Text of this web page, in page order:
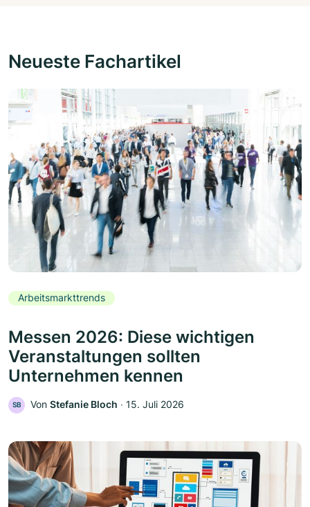
Neueste Fachartikel
Arbeitsmarkttrends
Messen 2026: Diese wichtigen
Veranstaltungen sollten
Unternehmen kennen
SB Von Stefanie Bloch ‧ 15. Juli 2026